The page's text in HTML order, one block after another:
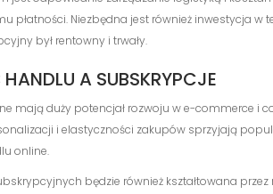
płatności. Niezbędna jest również inwestycja
był rentowny i trwały.
HANDLU A SUBSKRYPCJE
mają duży potencjał rozwoju w e-commerce i
i elastyczności zakupów sprzyjają
online.
będzie również kształtowana